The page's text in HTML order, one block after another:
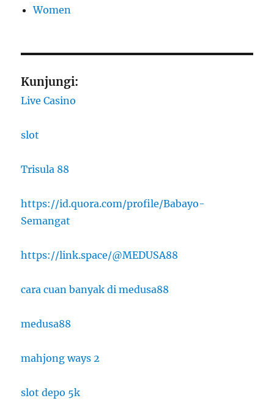
Women
Kunjungi:
Live Casino
slot
Trisula 88
https://id.quora.com/profile/Babayo-
Semangat
https://link.space/@MEDUSA88
cara cuan banyak di medusa88
medusa88
mahjong ways 2
slot depo 5k